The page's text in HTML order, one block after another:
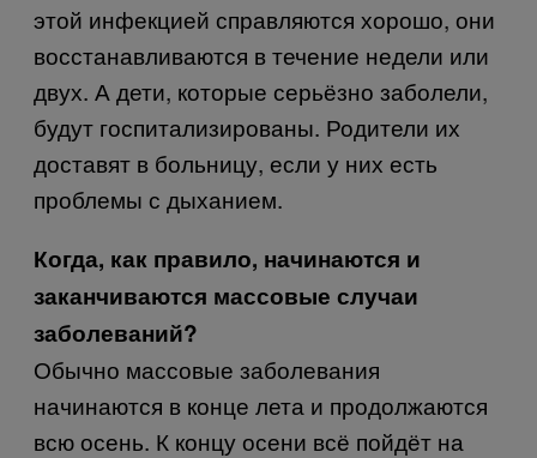
этой инфекцией справляются хорошо, они
восстанавливаются в течение недели или
двух. А дети, которые серьёзно заболели,
будут госпитализированы. Родители их
доставят в больницу, если у них есть
проблемы с дыханием.
Когда, как правило, начинаются и
заканчиваются массовые случаи
заболеваний?
Обычно массовые заболевания
начинаются в конце лета и продолжаются
всю осень. К концу осени всё пойдёт на